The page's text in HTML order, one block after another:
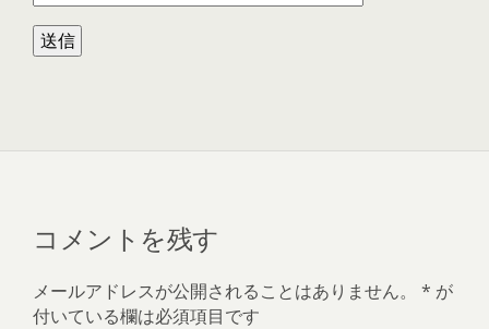
コメントを残す
メールアドレスが公開されることはありません。 * が
付いている欄は必須項目です